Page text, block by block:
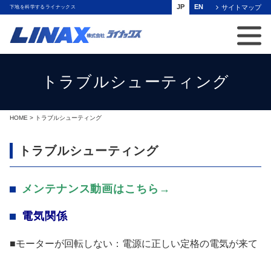
下地を科学するライナックス サイトマップ
JP EN
トラブルシューティング
HOME > トラブルシューティング
トラブルシューティング
メンテナンス動画はこちら→
電気関係
■モーターが回転しない：電源に正しい定格の電気が来て